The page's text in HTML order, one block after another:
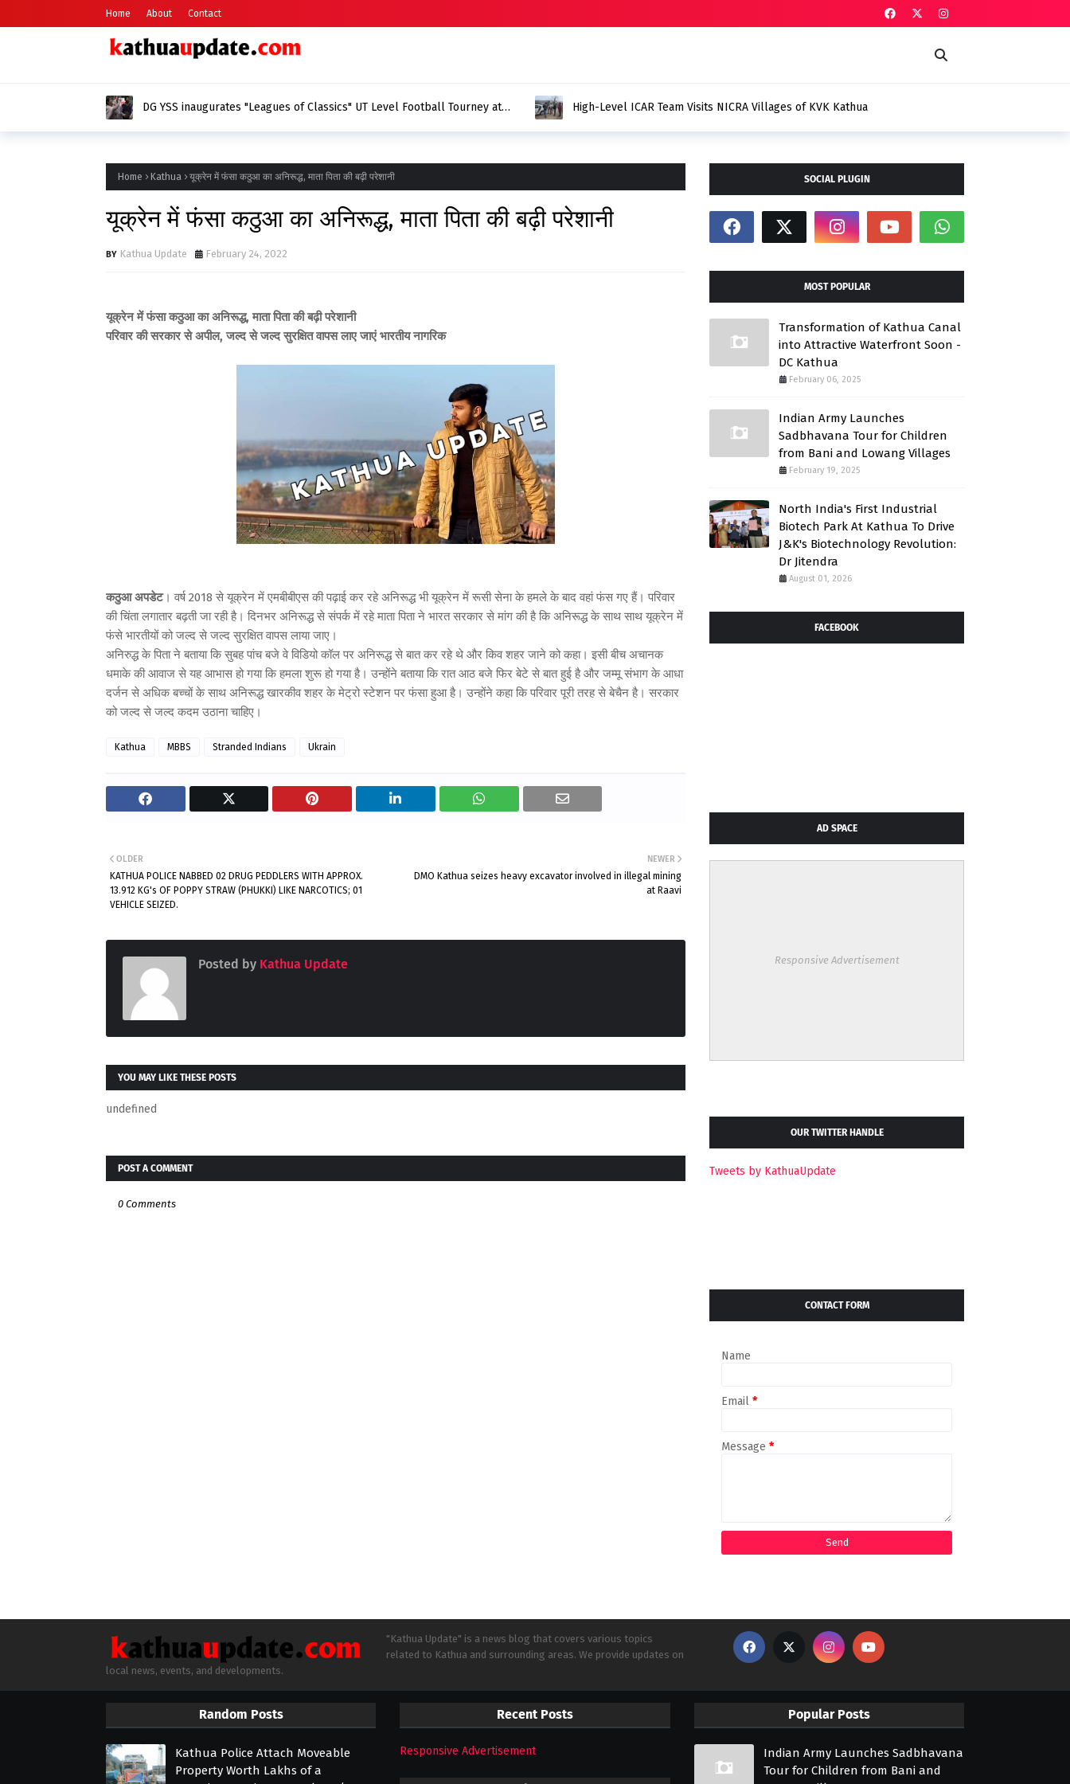
Home About Contact
DG YSS inaugurates "Leagues of Classics" UT Level Football Tourney at
High-Level ICAR Team Visits NICRA Villages of KVK Kathua
Home Kathua यूक्रेन में फंसा कठुआ का अनिरूद्ध, माता पिता की बढ़ी परेशानी
यूक्रेन में फंसा कठुआ का अनिरूद्ध, माता पिता की बढ़ी परेशानी
Kathua Update February 24, 2022
यूक्रेन में फंसा कठुआ का अनिरूद्ध, माता पिता की बढ़ी परेशानी
परिवार की सरकार से अपील, जल्द से जल्द सुरक्षित वापस लाए जाएं भारतीय नागरिक
कठुआ अपडेट। वर्ष 2018 से यूक्रेन में एमबीबीएस की पढ़ाई कर रहे अनिरूद्ध भी यूक्रेन में रूसी सेना के हमले के बाद वहां फंस गए हैं। परिवार
की चिंता लगातार बढ़ती जा रही है। दिनभर अनिरूद्ध से संपर्क में रहे माता पिता ने भारत सरकार से मांग की है कि अनिरूद्ध के साथ साथ यूक्रेन में
फंसे भारतीयों को जल्द से जल्द सुरक्षित वापस लाया जाए।
अनिरुद्ध के पिता ने बताया कि सुबह पांच बजे वे विडियो कॉल पर अनिरूद्ध से बात कर रहे थे और किव शहर जाने को कहा। इसी बीच अचानक
धमाके की आवाज से यह आभास हो गया कि हमला शुरू हो गया है। उन्होंने बताया कि रात आठ बजे फिर बेटे से बात हुई है और जम्मू संभाग के आधा
दर्जन से अधिक बच्चों के साथ अनिरूद्ध खारकीव शहर के मेट्रो स्टेशन पर फंसा हुआ है। उन्होंने कहा कि परिवार पूरी तरह से बेचैन है। सरकार
को जल्द से जल्द कदम उठाना चाहिए।
Kathua MBBS Stranded Indians Ukrain
NEWER
DMO Kathua seizes heavy excavator involved in illegal mining
at Raavi
OLDER
KATHUA POLICE NABBED 02 DRUG PEDDLERS WITH APPROX.
13.912 KG's OF POPPY STRAW (PHUKKI) LIKE NARCOTICS; 01
VEHICLE SEIZED.
Posted by Kathua Update
YOU MAY LIKE THESE POSTS
undefined
POST A COMMENT
0 Comments
SOCIAL PLUGIN
MOST POPULAR
Transformation of Kathua Canal
into Attractive Waterfront Soon -
DC Kathua
February 06, 2025
Indian Army Launches
Sadbhavana Tour for Children
from Bani and Lowang Villages
February 19, 2025
North India's First Industrial
Biotech Park At Kathua To Drive
J&K's Biotechnology Revolution:
Dr Jitendra
August 01, 2026
FACEBOOK
AD SPACE
Responsive Advertisement
OUR TWITTER HANDLE
Tweets by KathuaUpdate
CONTACT FORM
Name
Email *
Message *
"Kathua Update" is a news blog that covers various topics
related to Kathua and surrounding areas. We provide updates on
local news, events, and developments.
Random Posts
Kathua Police Attach Moveable
Property Worth Lakhs of a
Recent Posts
Responsive Advertisement
Popular Posts
Indian Army Launches Sadbhavana
Tour for Children from Bani and